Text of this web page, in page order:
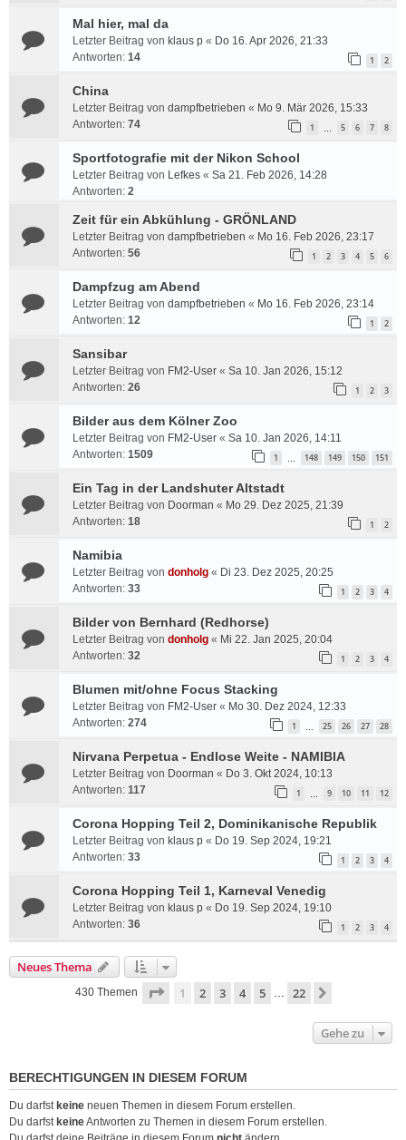
Mal hier, mal da
Letzter Beitrag von klaus p « Do 16. Apr 2026, 21:33
Antworten: 14 1 2
China
Letzter Beitrag von dampfbetrieben « Mo 9. Mär 2026, 15:33
Antworten: 74 1 5 6 7 8
Sportfotografie mit der Nikon School
Letzter Beitrag von Lefkes « Sa 21. Feb 2026, 14:28
Antworten: 2
Zeit für ein Abkühlung - GRÖNLAND
Letzter Beitrag von dampfbetrieben « Mo 16. Feb 2026, 23:17
Antworten: 56 1 2 3 4 5 6
Dampfzug am Abend
Letzter Beitrag von dampfbetrieben « Mo 16. Feb 2026, 23:14
Antworten: 12 1 2
Sansibar
Letzter Beitrag von FM2-User « Sa 10. Jan 2026, 15:12
Antworten: 26 1 2 3
Bilder aus dem Kölner Zoo
Letzter Beitrag von FM2-User « Sa 10. Jan 2026, 14:11
Antworten: 1509 1 148 149 150 151
Ein Tag in der Landshuter Altstadt
Letzter Beitrag von Doorman « Mo 29. Dez 2025, 21:39
Antworten: 18 1 2
Namibia
Letzter Beitrag von donholg « Di 23. Dez 2025, 20:25
Antworten: 33 1 2 3 4
Bilder von Bernhard (Redhorse)
Letzter Beitrag von donholg « Mi 22. Jan 2025, 20:04
Antworten: 32 1 2 3 4
Blumen mit/ohne Focus Stacking
Letzter Beitrag von FM2-User « Mo 30. Dez 2024, 12:33
Antworten: 274 1 25 26 27 28
Nirvana Perpetua - Endlose Weite - NAMIBIA
Letzter Beitrag von Doorman « Do 3. Okt 2024, 10:13
Antworten: 117 1 9 10 11 12
Corona Hopping Teil 2, Dominikanische Republik
Letzter Beitrag von klaus p « Do 19. Sep 2024, 19:21
Antworten: 33 1 2 3 4
Corona Hopping Teil 1, Karneval Venedig
Letzter Beitrag von klaus p « Do 19. Sep 2024, 19:10
Antworten: 36 1 2 3 4
Neues Thema
430 Themen Seite 1von 22
1 2 3 4 5 … 22
Gehe zu
BERECHTIGUNGEN IN DIESEM FORUM
Du darfst keine neuen Themen in diesem Forum erstellen.
Du darfst keineAntworten zu Themen in diesem Forum erstellen.